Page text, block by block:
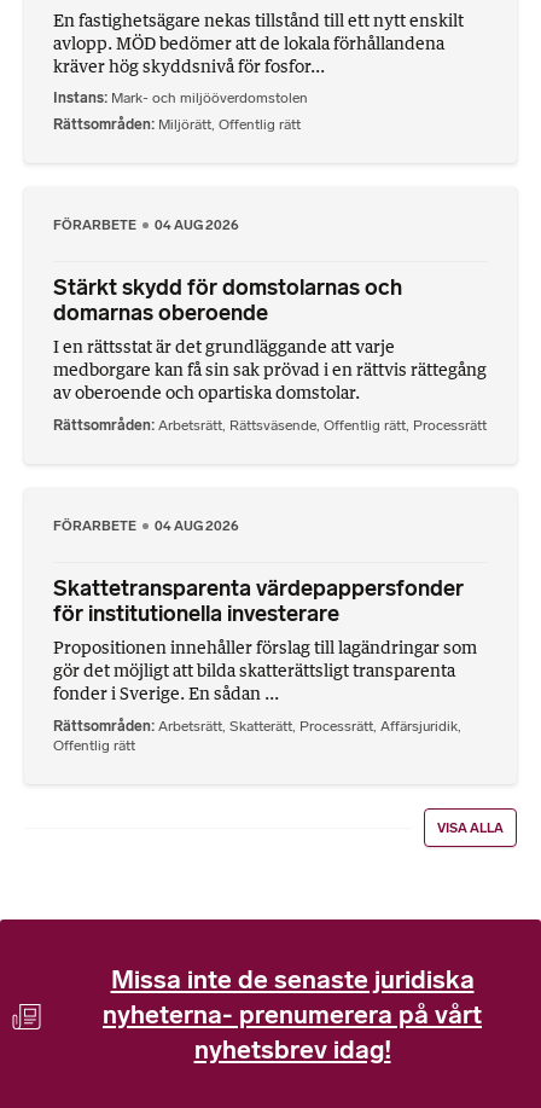
En fastighetsägare nekas tillstånd till ett nytt enskilt
avlopp. MÖD bedömer att de lokala förhållandena
kräver hög skyddsnivå för fosfor...
Instans Mark- och miljööverdomstolen
Rättsområden Miljörätt, Offentlig rätt
FÖRARBETE 04 AUG 2026
Stärkt skydd för domstolarnas och
domarnas oberoende
I en rättsstat är det grundläggande att varje
medborgare kan få sin sak prövad i en rättvis rättegång
av oberoende och opartiska domstolar.
Rättsområden Arbetsrätt, Rättsväsende, Offentlig rätt, Processrätt
FÖRARBETE 04 AUG 2026
Skattetransparenta värdepappersfonder
för institutionella investerare
Propositionen innehåller förslag till lagändringar som
gör det möjligt att bilda skatterättsligt transparenta
fonder i Sverige. En sådan ...
Rättsområden Arbetsrätt Skatterätt Processrätt Affärsjuridik
Offentlig rätt
VISA ALLA
Missa inte de senaste juridiska
nyheterna- prenumerera på vårt
nyhetsbrev idag!